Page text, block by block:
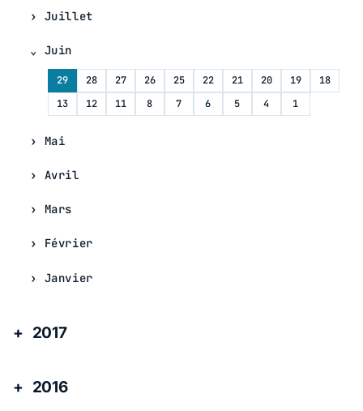
Juillet
Juin
29 28 27 26 25 22 21 20 19
18
13
12 11 8 7 6 5 4 1
Mai
Avril
Mars
Février
Janvier
2017
2016